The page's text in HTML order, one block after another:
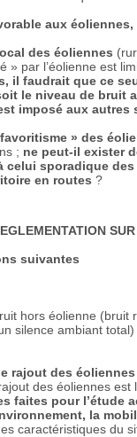
aux éoliennes,
des éoliennes
» par l’éolienne est
il faudrait que ce
le niveau de bruit
imposé aux autres
» des
; ne peut-il exister
celui sporadique
en routes ?
suivantes
hors éolienne
silence ambiant total)
rajout des
des éoliennes
faites pour
la
caractéristiques du